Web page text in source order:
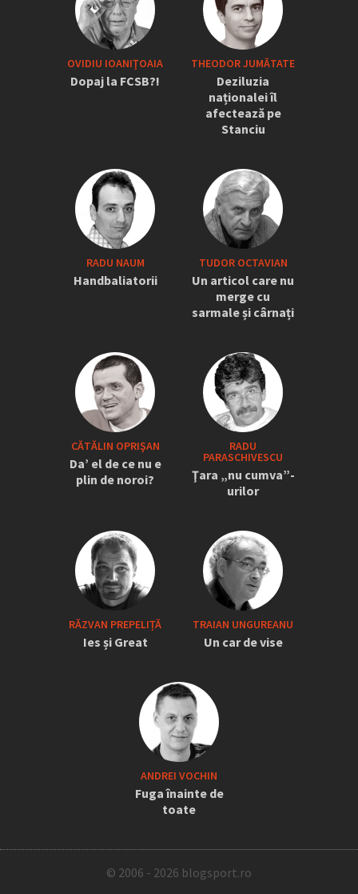
OVIDIU IOANIŢOAIA
Dopaj la FCSB?!
THEODOR JUMĂTATE
Deziluzia
naționalei îl
afectează pe
Stanciu
RADU NAUM
Handbaliatorii
TUDOR OCTAVIAN
Un articol care nu
merge cu
sarmale și cârnați
CĂTĂLIN OPRIŞAN
Da’ el de ce nu e
plin de noroi?
RADU
PARASCHIVESCU
Ţara „nu cumva”-
urilor
RĂZVAN PREPELIȚĂ
Ies și Great
TRAIAN UNGUREANU
Un car de vise
ANDREI VOCHIN
Fuga înainte de
toate
© 2006 - 2026 blogsport.ro